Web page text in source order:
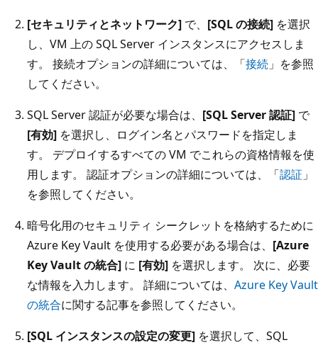
[セキュリティとネットワーク] で、 [SQL の接続] を選択
し、VM 上の SQL Server インスタンスにアクセスしま
す。 接続オプションの詳細については、「接続 」を参照
してください。
SQL Server 認証が必要な場合は、 [SQL Server 認証] で
[有効] を選択し、ログイン名とパスワードを指定しま
す。 デプロイするすべての VM でこれらの資格情報を使
用します。 認証オプションの詳細については、「認証 」
を参照してください。
暗号化用のセキュリティ シークレットを格納するために
Azure Key Vault を使用する必要がある場合は、 [Azure
Key Vault の統合] に [有効] を選択します。 次に、必要
な情報を入力します。 詳細については、 Azure Key Vault
の統合に関する記事を参照してください。
[SQL インスタンスの設定の変更] を選択して、SQL